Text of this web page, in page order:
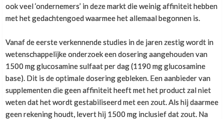
ook veel ‘ondernemers’ in deze markt die weinig affiniteit hebben
met het gedachtengoed waarmee het allemaal begonnen is.
Vanaf de eerste verkennende studies in de jaren zestig wordt in
wetenschappelijke onderzoek een dosering aangehouden van
1500 mg glucosamine sulfaat per dag (1190 mg glucosamine
base). Dit is de optimale dosering gebleken. Een aanbieder van
supplementen die geen affiniteit heeft met het product zal niet
weten dat het wordt gestabiliseerd met een zout. Als hij daarmee
geen rekening houdt, levert hij 1500 mg inclusief dat zout. Na
Meest zuiver
Cor Glasbergen
4 november 2020
meest zuiver werkende dat ik ooit kon vinden
Ik train op dit moment in een health city basic, dus
tot mijn beschikking. Als mijn abbo dit jaar afloopt,
bent ik echter zo snel mogelijk weg daar. Verder
moet ik inderdaad beter op mijn positie bij de leg
press letten, daar heb ik niet echt aan gedacht.
Verder vraag ik me af of ik jij weet of ik mijn knie
moet locken of nog een beetje gebogen houden
tijdens een squat en leg press?